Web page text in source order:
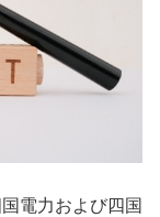
電力および四国